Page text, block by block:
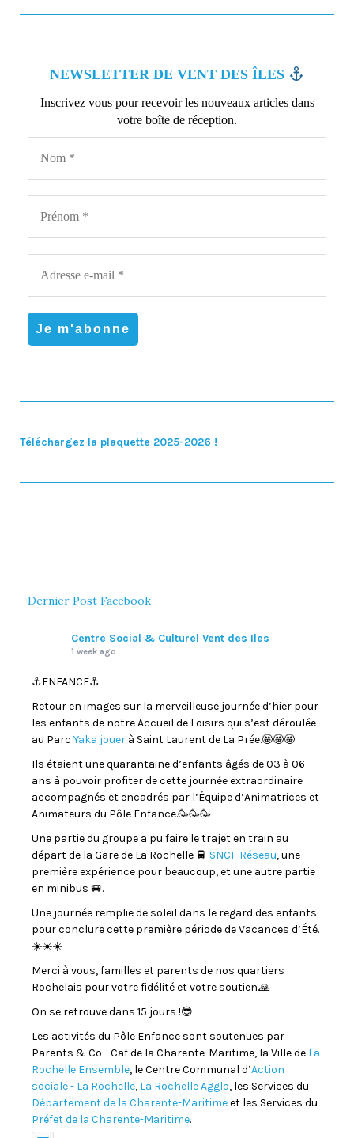
NEWSLETTER DE VENT DES ÎLES
Inscrivez vous pour recevoir les nouveaux articles dans
votre boîte de réception.
Téléchargez la plaquette 2025-2026 !
Dernier Post Facebook
Centre Social & Culturel Vent des Iles
1 week ago
⚓️ENFANCE⚓️
Retour en images sur la merveilleuse journée d’hier pour
les enfants de notre Accueil de Loisirs qui s’est déroulée
au Parc Yaka jouer à Saint Laurent de La Prée.🤩🤩🤩
Ils étaient une quarantaine d’enfants âgés de 03 à 06
ans à pouvoir profiter de cette journée extraordinaire
accompagnés et encadrés par l’Équipe d’Animatrices et
Animateurs du Pôle Enfance.🥳🥳🥳
Une partie du groupe a pu faire le trajet en train au
départ de la Gare de La Rochelle 🚆 SNCF Réseau, une
première expérience pour beaucoup, et une autre partie
en minibus 🚐.
Une journée remplie de soleil dans le regard des enfants
pour conclure cette première période de Vacances d’Été.
☀️☀️☀️
Merci à vous, familles et parents de nos quartiers
Rochelais pour votre fidélité et votre soutien.🙏
On se retrouve dans 15 jours !😎
Les activités du Pôle Enfance sont soutenues par
Parents & Co - Caf de la Charente-Maritime, la Ville de La
Rochelle Ensemble, le Centre Communal d’Action
sociale - La Rochelle, La Rochelle Agglo, les Services du
Département de la Charente-Maritimeet les Services du
Préfet de la Charente-Maritime.